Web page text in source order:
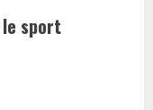
le sport